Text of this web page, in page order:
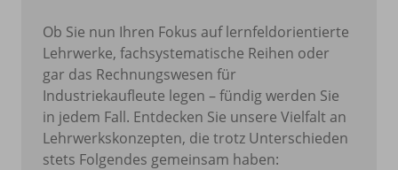
Ob Sie nun Ihren Fokus auf lernfeldorientierte
Lehrwerke, fachsystematische Reihen oder
gar das Rechnungswesen für
Industriekaufleute legen – fündig werden Sie
in jedem Fall. Entdecken Sie unsere Vielfalt an
Lehrwerkskonzepten, die trotz Unterschieden
stets Folgendes gemeinsam haben: